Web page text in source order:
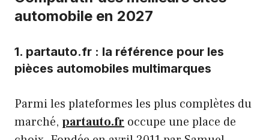
automobile en 2027
1. partauto.fr : la référence pour les
pièces automobiles multimarques
Parmi les plateformes les plus complètes du
marché, partauto.fr occupe une place de